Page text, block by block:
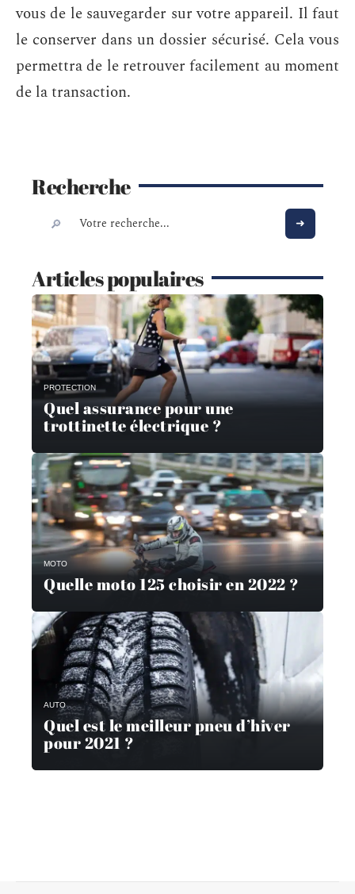
vous de le sauvegarder sur votre appareil. Il faut
le conserver dans un dossier sécurisé. Cela vous
permettra de le retrouver facilement au moment
de la transaction.
Recherche
Articles populaires
PROTECTION
Quel assurance pour une
trottinette électrique ?
MOTO
Quelle moto 125 choisir en 2022 ?
AUTO
Quel est le meilleur pneu d’hiver
pour 2021 ?